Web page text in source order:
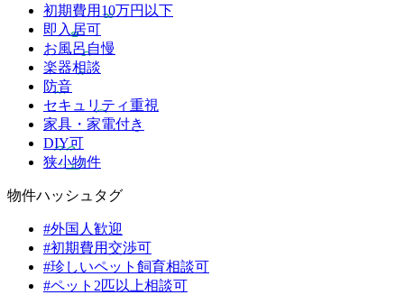
初期費用10万円以下
即入居可
お風呂自慢
楽器相談
防音
セキュリティ重視
家具・家電付き
DIY可
狭小物件
物件ハッシュタグ
#外国人歓迎
#初期費用交渉可
#珍しいペット飼育相談可
#ペット2匹以上相談可